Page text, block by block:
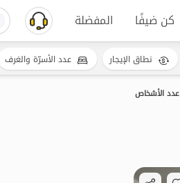
كن ضيفًا المفضلة
عدد الأشخاص
نطاق الإيجار عدد الأسرّة والغرف